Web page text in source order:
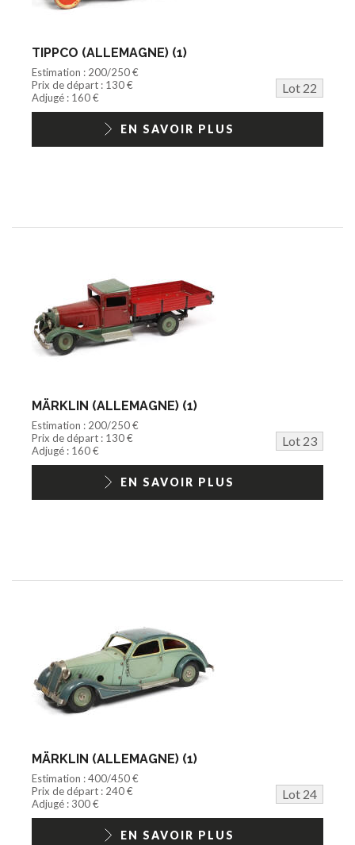
TIPPCO (ALLEMAGNE) (1)
Estimation : 200/250 €
Prix de départ : 130 €
Lot 22
Adjugé : 160 €
EN SAVOIR PLUS
MÄRKLIN (ALLEMAGNE) (1)
Estimation : 200/250 €
Prix de départ : 130 €
Lot 23
Adjugé : 160 €
EN SAVOIR PLUS
MÄRKLIN (ALLEMAGNE) (1)
Estimation : 400/450 €
Prix de départ : 240 €
Lot 24
Adjugé : 300 €
EN SAVOIR PLUS